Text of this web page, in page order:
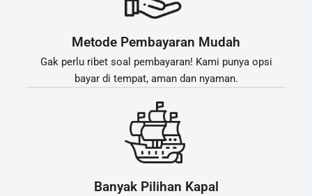
Metode Pembayaran Mudah
Gak perlu ribet soal pembayaran! Kami punya opsi
bayar di tempat, aman dan nyaman.
Banyak Pilihan Kapal